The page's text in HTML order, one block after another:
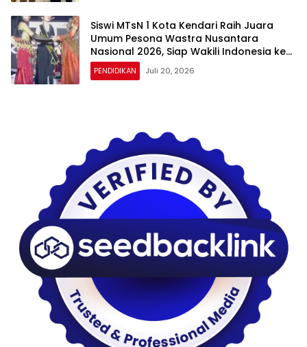
Siswi MTsN 1 Kota Kendari Raih Juara
Umum Pesona Wastra Nusantara
Nasional 2026, Siap Wakili Indonesia ke
Asia
PENDIDIKAN Juli 20, 2026